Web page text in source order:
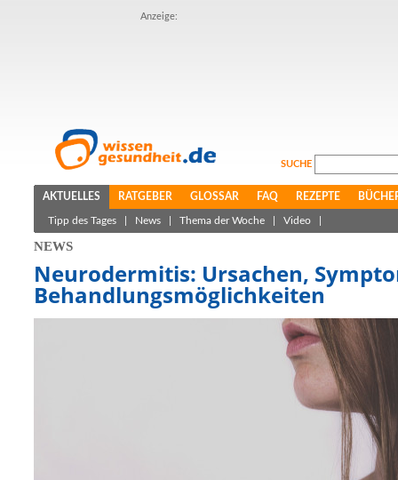
Anzeige:
SUCHE
AKTUELLES RATGEBER GLOSSAR FAQ REZEPTE
Tipp des Tages News Thema der Woche Video
NEWS
Neurodermitis: Ursachen,
Behandlungsmöglichkeiten